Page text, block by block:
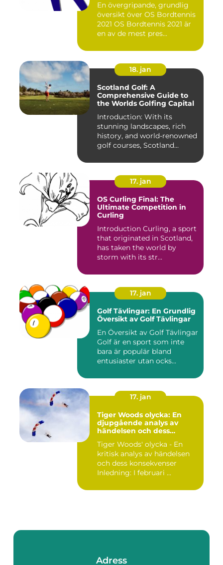
En övergripande, grundlig
översikt över OS Bordtennis
2021 OS Bordtennis 2021 är
en av de mest pres...
18. jan
Scotland Golf: A
Comprehensive Guide to
the Worlds Golfing Capital
Introduction: With its
stunning landscapes, rich
history, and world-renowned
golf courses, Scotland...
17. jan
OS Curling Final: The
Ultimate Competition in
Curling
Introduction Curling, a sport
that originated in Scotland,
has taken the world by
storm with its str...
17. jan
Golf Tävlingar: En Grundlig
Översikt av Golf Tävlingar
En Översikt av Golf Tävlingar
Golf är en sport som inte
bara är populär bland
entusiaster utan ocks...
17. jan
Tiger Woods olycka: En
djupgående analys av
händelsen och dess
Tiger Woods' olycka - En
kritisk analys av händelsen
och dess konsekvenser
Inledning: I februari ...
Adress